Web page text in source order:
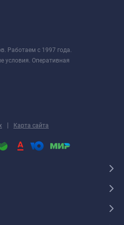
Работаем с 1997 года.
условия. Оперативная
| Карта сайта